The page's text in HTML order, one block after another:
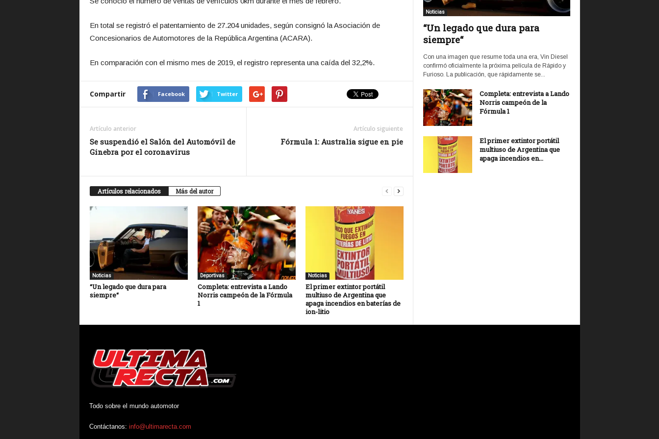
En total se registró el patentamiento de 27.204 unidades, según consignó la Asociación de
Concesionarios de Automotores de la República Argentina (ACARA).
En comparación con el mismo mes de 2019, el registro representa una caída del 32,2%.
Compartir Facebook Twitter
Artículo anterior
Se suspendió el Salón del Automóvil de
Ginebra por el coronavirus
Artículo siguiente
Fórmula 1: Australia sigue en pie
Artículos relacionados Más del autor
Noticias
“Un legado que dura para
siempre“
Deportivas
Completa: entrevista a Lando
Norris campeón de la Fórmula
1
Noticias
El primer extintor portátil
multiuso de Argentina que
apaga incendios en baterías de
ion-litio
Noticias
“Un legado que dura para
siempre“
Con una imagen que resume toda una era, Vin Diesel
confirmó oficialmente la próxima película de Rápido y
Furioso. La publicación, que rápidamente se...
Completa: entrevista a Lando
Norris campeón de la
Fórmula 1
El primer extintor portátil
multiuso de Argentina que
apaga incendios en...
Todo sobre el mundo automotor
Contáctanos: info@ultimarecta.com